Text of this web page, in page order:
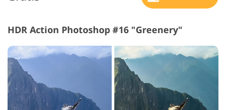
HDR Action Photoshop #16 "Greenery"